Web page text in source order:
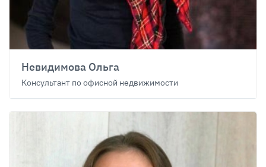
Невидимова Ольга
Консультант по офисной недвижимости